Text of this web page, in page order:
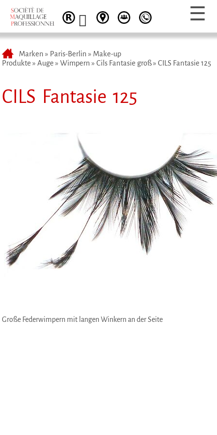
Marken » Paris-Berlin » Make-up
Produkte »Auge »Wimpern »Cils Fantasie groß»CILS Fantasie 125
CILS Fantasie 125
Große Federwimpern mit langen Winkern an der Seite